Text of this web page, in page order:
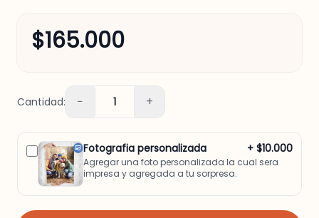
$165.000
Cantidad: − 1 +
Fotografia personalizada + $10.000
Agregar una foto personalizada la cual sera
impresa y agregada a tu sorpresa.